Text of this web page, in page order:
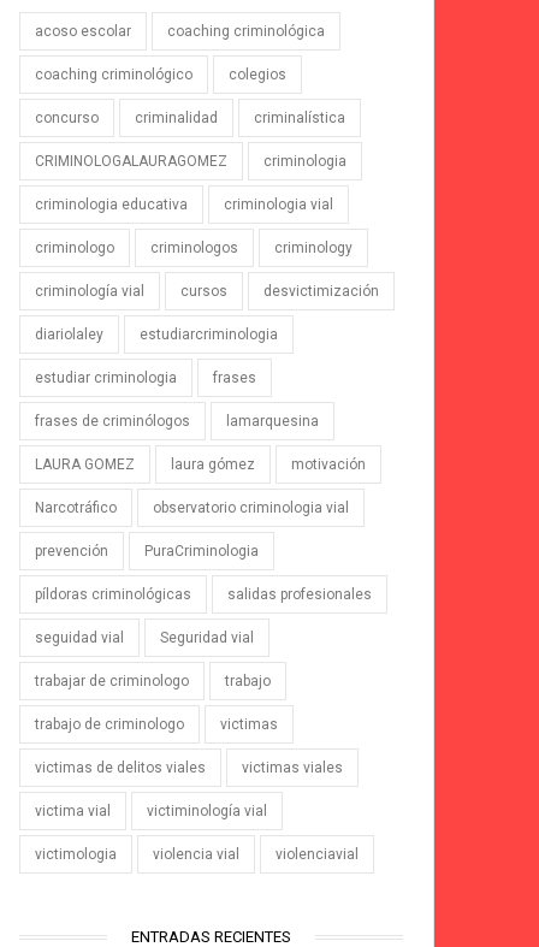
acoso escolar coaching criminológica
coaching criminológico colegios
concurso criminalidad criminalística
CRIMINOLOGALAURAGOMEZ criminologia
criminologia educativa criminologia vial
criminologo criminologos criminology
criminología vial cursos desvictimización
diariolaley estudiarcriminologia
estudiar criminologia frases
frases de criminólogos lamarquesina
LAURA GOMEZ laura gómez motivación
Narcotráfico observatorio criminologia vial
prevención PuraCriminologia
píldoras criminológicas salidas profesionales
seguidad vial Seguridad vial
trabajar de criminologo trabajo
trabajo de criminologo victimas
victimas de delitos viales victimas viales
victima vial victiminología vial
victimologia violencia vial violenciavial
ENTRADAS RECIENTES